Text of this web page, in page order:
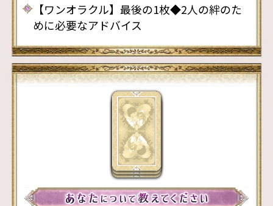
【ワンオラクル】最後の1枚◆2人の絆のた
めに必要なアドバイス